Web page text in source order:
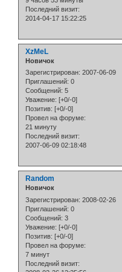
Последний визит:
2014-04-17 15:22:25
XzMeL
Новичок
Зарегистрирован: 2007-06-09
Приглашений: 0
Сообщений: 5
Уважение: [+0/-0]
Позитив: [+0/-0]
Провел на форуме:
21 минуту
Последний визит:
2007-06-09 02:18:48
Random
Новичок
Зарегистрирован: 2008-02-26
Приглашений: 0
Сообщений: 3
Уважение: [+0/-0]
Позитив: [+0/-0]
Провел на форуме:
7 минут
Последний визит: